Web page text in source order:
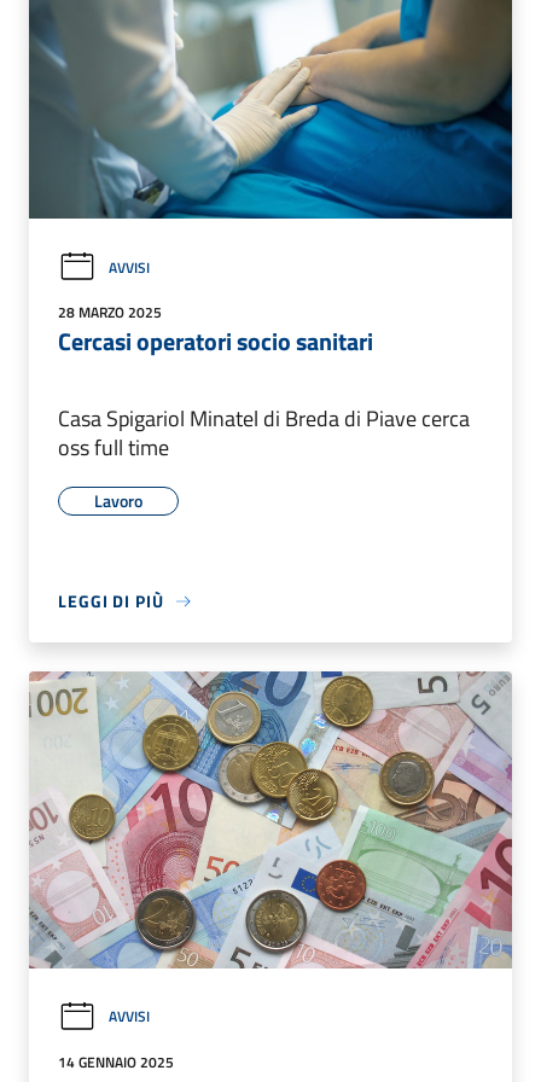
AVVISI
28 MARZO 2025
Cercasi operatori socio sanitari
Casa Spigariol Minatel di Breda di Piave cerca
oss full time
Lavoro
LEGGI DI PIÙ
AVVISI
14 GENNAIO 2025